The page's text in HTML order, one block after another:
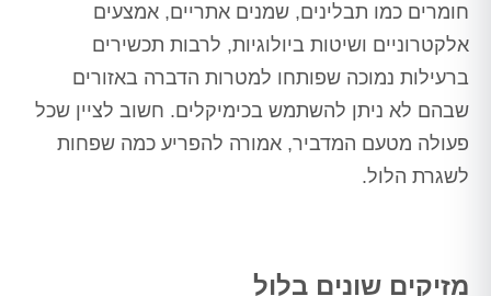
חומרים כמו תבלינים, שמנים אתריים, אמצעים
אלקטרוניים ושיטות ביולוגיות, לרבות תכשירים
ברעילות נמוכה שפותחו למטרות הדברה באזורים
שבהם לא ניתן להשתמש בכימיקלים. חשוב לציין שכל
פעולה מטעם המדביר, אמורה להפריע כמה שפחות
לשגרת הלול.
מזיקים שונים בלול